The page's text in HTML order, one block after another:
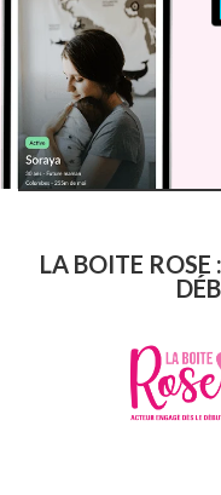
LA BOITE ROSE